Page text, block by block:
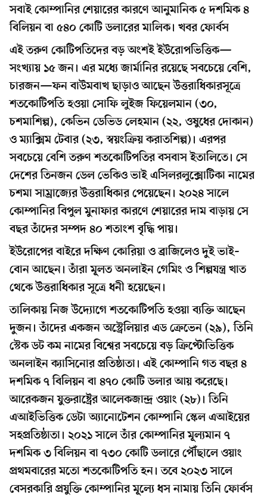
সবাই কোম্পানির শেয়ারের কারণে আনুমানিক ৫ দশমিক ৪
বিলিয়ন বা ৫৪০ কোটি ডলারের মালিক। খবর ফোর্বস
এই তরুণ কোটিপতিদের বড় অংশই ইউরোপভিত্তিক—
সংখ্যায় ১৫ জন। এর মধ্যে জার্মানির রয়েছে সবচেয়ে বেশি,
চারজন—ফন বাউমবাখ ছাড়াও আছেন উত্তরাধিকারসূত্রে
শতকোটিপতি হওয়া সোফি লুইজ ফিয়েলমান (৩০,
চশমাশিল্প), কেভিন ডেভিড লেহমান (২২, ওষুধের দোকান)
ও ম্যাক্সিম টেবার (২৩, স্বয়ংক্রিয় করাতশিল্প)। এরপর
সবচেয়ে বেশি তরুণ শতকোটিপতির বসবাস ইতালিতে। সে
দেশের তিনজন ডেল ভেকিও ভাই এসিলরলুক্সোটিকা নামের
চশমা সাম্রাজ্যের উত্তরাধিকার পেয়েছেন। ২০২৪ সালে
কোম্পানির বিপুল মুনাফার কারণে শেয়ারের দাম বাড়ায় সে
বছর তাঁদের সম্পদ ৪০ শতাংশ বৃদ্ধি পায়।
ইউরোপের বাইরে দক্ষিণ কোরিয়া ও ব্রাজিলেও দুই ভাই–
বোন আছেন। তাঁরা মূলত অনলাইন গেমিং ও শিল্পযন্ত্র খাত
থেকে উত্তরাধিকার সূত্রে ধনী হয়েছেন।
তালিকায় নিজ উদ্যোগে শতকোটিপতি হওয়া ব্যক্তি আছেন
দুজন। তাঁদের একজন অস্ট্রেলিয়ার এড ক্রেভেন (২৯), তিনি
স্টেক ডট কম নামের বিশ্বের সবচেয়ে বড় ক্রিপ্টোভিত্তিক
অনলাইন ক্যাসিনোর প্রতিষ্ঠাতা। এই কোম্পানি গত বছর ৪
দশমিক ৭ বিলিয়ন বা ৪৭০ কোটি ডলার আয় করেছে।
আরেকজন যুক্তরাষ্ট্রের আলেকজান্দ্র ওয়াং (২৮)। তিনি
এআইভিত্তিক ডেটা অ্যানোটেশন কোম্পানি স্কেল এআইয়ের
সহপ্রতিষ্ঠাতা। ২০২১ সালে তাঁর কোম্পানির মূল্যমান ৭
দশমিক ৩ বিলিয়ন বা ৭৩০ কোটি ডলারে পৌঁছালে ওয়াং
প্রথমবারের মতো শতকোটিপতি হন। তবে ২০২৩ সালে
বেসরকারি প্রযুক্তি কোম্পানির মূল্যে ধস নামায় তিনি ফোর্বস